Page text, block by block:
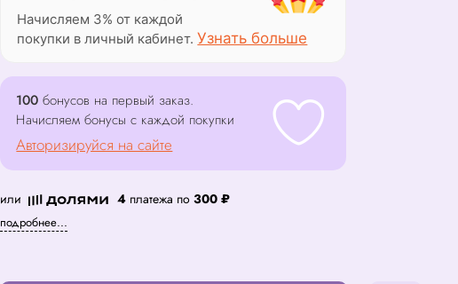
Начисляем 3% от каждой
покупки в личный кабинет.Узнать больше
100 бонусов на первый заказ.
Начисляем бонусы с каждой покупки
Авторизируйся на сайте
или 4 платежа по300 ₽
подробнее...